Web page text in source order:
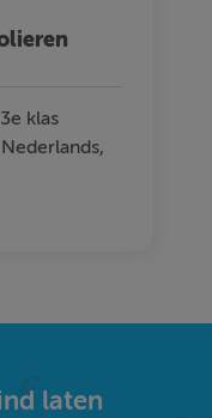
klas
laten